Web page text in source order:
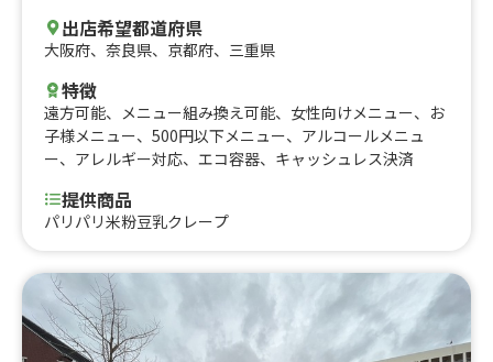
出店希望都道府県
大阪府、 奈良県、 京都府、 三重県
特徴
遠方可能、 メニュー組み換え可能、 女性向けメニュー、 お
子様メニュー、 500円以下メニュー、 アルコールメニュ
ー、 アレルギー対応、 エコ容器、 キャッシュレス決済
提供商品
パリパリ米粉豆乳クレープ